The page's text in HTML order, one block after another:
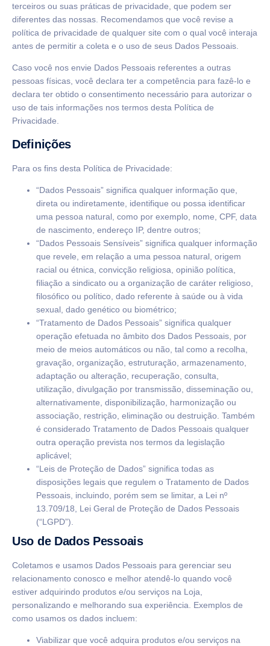
terceiros ou suas práticas de privacidade, que podem ser
diferentes das nossas. Recomendamos que você revise a
política de privacidade de qualquer site com o qual você interaja
antes de permitir a coleta e o uso de seus Dados Pessoais.
Caso você nos envie Dados Pessoais referentes a outras
pessoas físicas, você declara ter a competência para fazê-lo e
declara ter obtido o consentimento necessário para autorizar o
uso de tais informações nos termos desta Política de
Privacidade.
Definições
Para os fins desta Política de Privacidade:
“Dados Pessoais” significa qualquer informação que,
direta ou indiretamente, identifique ou possa identificar
uma pessoa natural, como por exemplo, nome, CPF, data
de nascimento, endereço IP, dentre outros;
“Dados Pessoais Sensíveis” significa qualquer informação
que revele, em relação a uma pessoa natural, origem
racial ou étnica, convicção religiosa, opinião política,
filiação a sindicato ou a organização de caráter religioso,
filosófico ou político, dado referente à saúde ou à vida
sexual, dado genético ou biométrico;
“Tratamento de Dados Pessoais” significa qualquer
operação efetuada no âmbito dos Dados Pessoais, por
meio de meios automáticos ou não, tal como a recolha,
gravação, organização, estruturação, armazenamento,
adaptação ou alteração, recuperação, consulta,
utilização, divulgação por transmissão, disseminação ou,
alternativamente, disponibilização, harmonização ou
associação, restrição, eliminação ou destruição. Também
é considerado Tratamento de Dados Pessoais qualquer
outra operação prevista nos termos da legislação
aplicável;
“Leis de Proteção de Dados” significa todas as
disposições legais que regulem o Tratamento de Dados
Pessoais, incluindo, porém sem se limitar, a Lei nº
13.709/18, Lei Geral de Proteção de Dados Pessoais
(“LGPD”).
Uso de Dados Pessoais
Coletamos e usamos Dados Pessoais para gerenciar seu
relacionamento conosco e melhor atendê-lo quando você
estiver adquirindo produtos e/ou serviços na Loja,
personalizando e melhorando sua experiência. Exemplos de
como usamos os dados incluem:
Viabilizar que você adquira produtos e/ou serviços na